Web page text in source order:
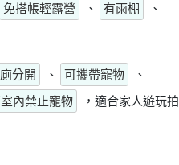
免搭帳輕露營 、 有雨棚
、
分開 、 可攜帶寵物
、
內禁止寵物
，適合家人遊玩